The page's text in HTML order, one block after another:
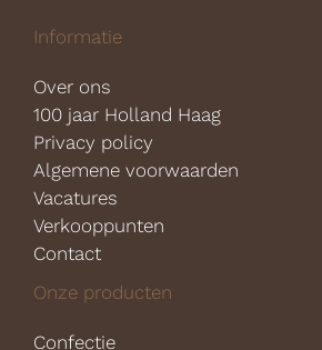
Informatie
Over ons
100 jaar Holland Haag
Privacy policy
Algemene voorwaarden
Vacatures
Verkooppunten
Contact
Onze producten
Confectie